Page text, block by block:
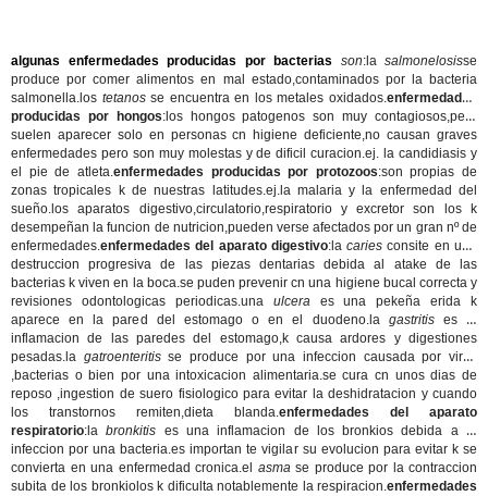
algunas enfermedades producidas por bacterias son:la salmonelosisse
produce por comer alimentos en mal estado,contaminados por la bacteria
salmonella.los tetanosse encuentra en los metales oxidados.enfermedades
producidas por hongos:los hongos patogenos son muy contagiosos,pero
suelen aparecer solo en personas cn higiene deficiente,no causan graves
enfermedades pero son muy molestas y de dificil curacion.ej. la candidiasis y
el pie de atleta.enfermedades producidas por protozoos:son propias de
zonas tropicales k de nuestras latitudes.ej.la malaria y la enfermedad del
sueño.los aparatos digestivo,circulatorio,respiratorio y excretor son los k
desempeñan la funcion de nutricion,pueden verse afectados por un gran nº de
enfermedades.enfermedades del aparato digestivo:lacaries consite en una
destruccion progresiva de las piezas dentarias debida al atake de las
bacterias k viven en la boca.se puden prevenir cn una higiene bucal correcta y
revisiones odontologicas periodicas.una ulceraes una pekeña erida k
aparece en la pared del estomago o en el duodeno.la gastritises la
inflamacion de las paredes del estomago,k causa ardores y digestiones
pesadas.la gatroenteritisse produce por una infeccion causada por virus
,bacterias o bien por una intoxicacion alimentaria.se cura cn unos dias de
reposo ,ingestion de suero fisiologico para evitar la deshidratacion y cuando
los transtornos remiten,dieta blanda.enfermedades del aparato
respiratorio:labronkitis es una inflamacion de los bronkios debida a la
infeccion por una bacteria.es importan te vigilar su evolucion para evitar k se
convierta en una enfermedad cronica.el asmase produce por la contraccion
subita de los bronkiolos k dificulta notablemente la respiracion.enfermedades